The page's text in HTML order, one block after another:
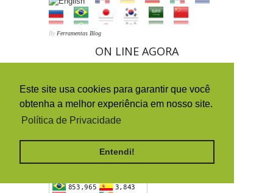
Este site usa cookies para garantir que você
obtenha a melhor experiência em nosso site.
Política de Privacidade
Entendi!
By Ferramentas Blog
ON LINE AGORA
6
HISTÓRICO DA ORIGEM DOS